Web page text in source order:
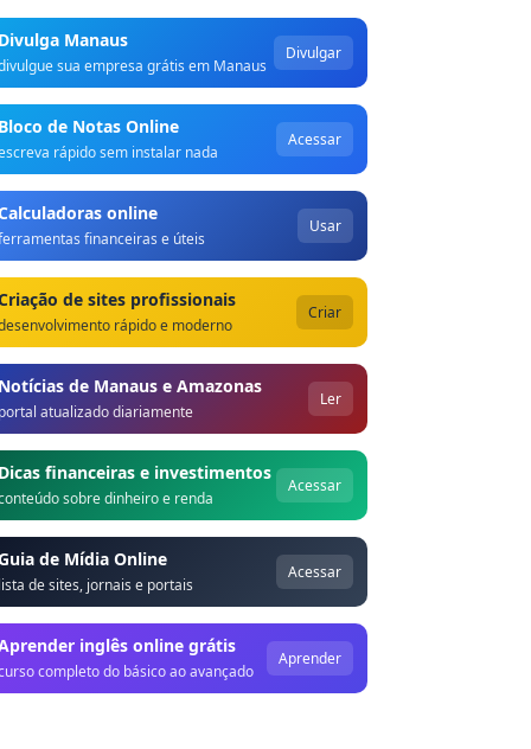
Manaus
sua empresa grátis em Manaus
Divulgar
de Notas Online
rápido sem instalar nada
Acessar
online
financeiras e úteis
Usar
de sites profissionais
rápido e moderno
Criar
de Manaus e Amazonas
atualizado diariamente
Ler
financeiras e investimentos
sobre dinheiro e renda
Acessar
de Mídia Online
de sites, jornais e portais
Acessar
inglês online grátis
completo do básico ao avançado
Aprender